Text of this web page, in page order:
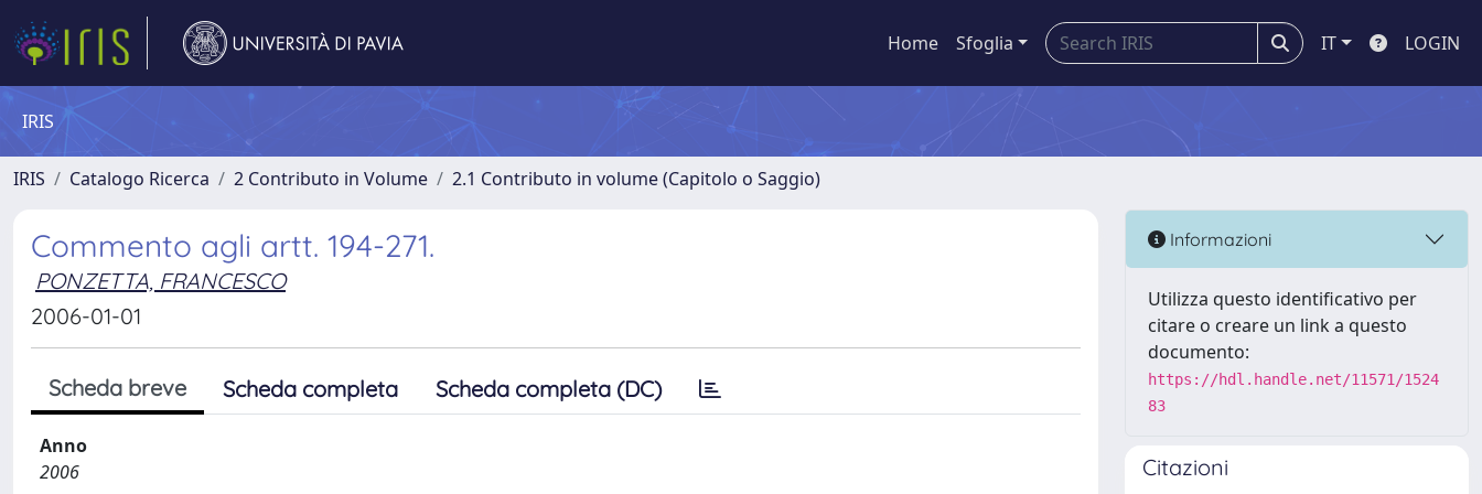
Home Sfoglia IT LOGIN
IRIS
IRIS Catalogo Ricerca 2 Contributo in Volume 2.1 Contributo in volume (Capitolo o Saggio)
Commento agli artt. 194-271.
PONZETTA, FRANCESCO
2006-01-01
Scheda breve Scheda completa Scheda completa (DC)
Anno
2006
Informazioni
Utilizza questo identificativo per
citare o creare un link a questo
documento:
https://hdl.handle.net/11571/1524
83
Citazioni